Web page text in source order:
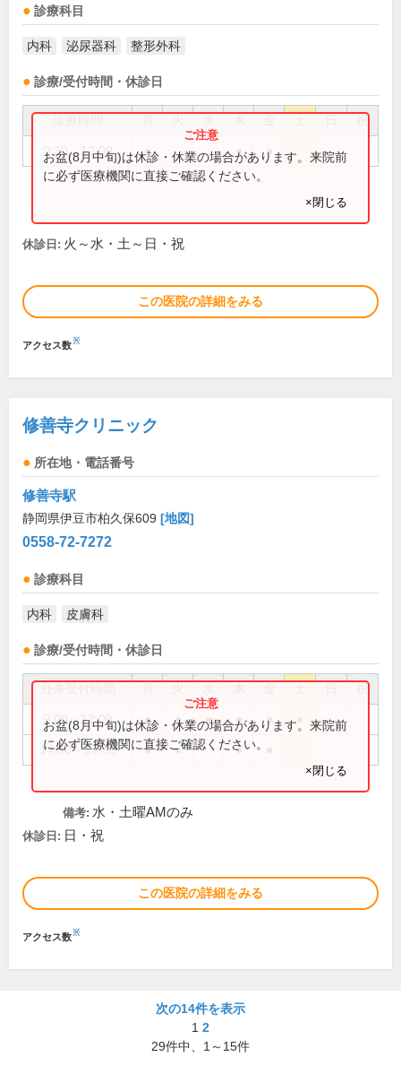
診療科目
内科 泌尿器科 整形外科
診療/受付時間・休診日
祝
9:30～12:00 ● ● ●
お盆(8月中旬)は休診・休業の場合があります。来院前
に必ず医療機関に直接ご確認ください。
×閉じる
休診日: 火～水・土～日・祝
この医院の詳細をみる
アクセス数※
修善寺クリニック
所在地・電話番号
修善寺駅
静岡県伊豆市柏久保609 [地図]
0558-72-7272
診療科目
内科 皮膚科
診療/受付時間・休診日
祝
9:00～12:00 ● ● ● ● ●
14:30～17:30 ● ● ●
お盆(8月中旬)は休診・休業の場合があります。来院前
に必ず医療機関に直接ご確認ください。
×閉じる
備考: 水・土曜AMのみ
休診日: 日・祝
この医院の詳細をみる
アクセス数※
次の14件を表示
1 2
29件中、 1～15件